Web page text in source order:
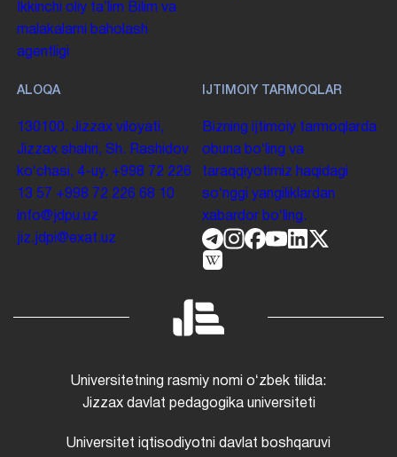
Ikkinchi oliy taʼlim Bilim va
malakalarni baholash
agentligi
ALOQA
130100. Jizzax viloyati,
Jizzax shahri, Sh. Rashidov
koʻchasi, 4-uy. +998 72 226
13 57 +998 72 226 68 10
info@jdpu.uz
jiz.jdpi@exat.uz
IJTIMOIY TARMOQLAR
Bizning ijtimoiy tarmoqlarda
obuna boʻling va
taraqqiyotimiz haqidagi
soʻnggi yangiliklardan
xabardor boʻling.
Universitetning rasmiy nomi oʻzbek tilida:
Jizzax davlat pedagogika universiteti
Universitet iqtisodiyotni davlat boshqaruvi